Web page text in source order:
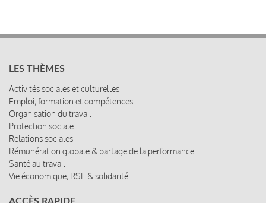
LES THÈMES
Activités sociales et culturelles
Emploi, formation et compétences
Organisation du travail
Protection sociale
Relations sociales
Rémunération globale & partage de la performance
Santé au travail
Vie économique, RSE & solidarité